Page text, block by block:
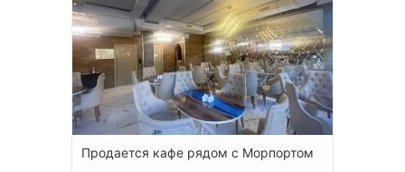
Продается кафе рядом с Морпортом